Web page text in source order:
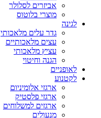
אביזרים לסלולר
מוצרי בלוטוס
לגינה
גדר עלים מלאכותי
עצים מלאכותיים
עציץ מלאכותי
הגנה וחיטוי
לאופניים
לקטנוע
ארגזי אלומיניום
ארגזי פלסטיק
ארגזים למשלוחים
מנעולים